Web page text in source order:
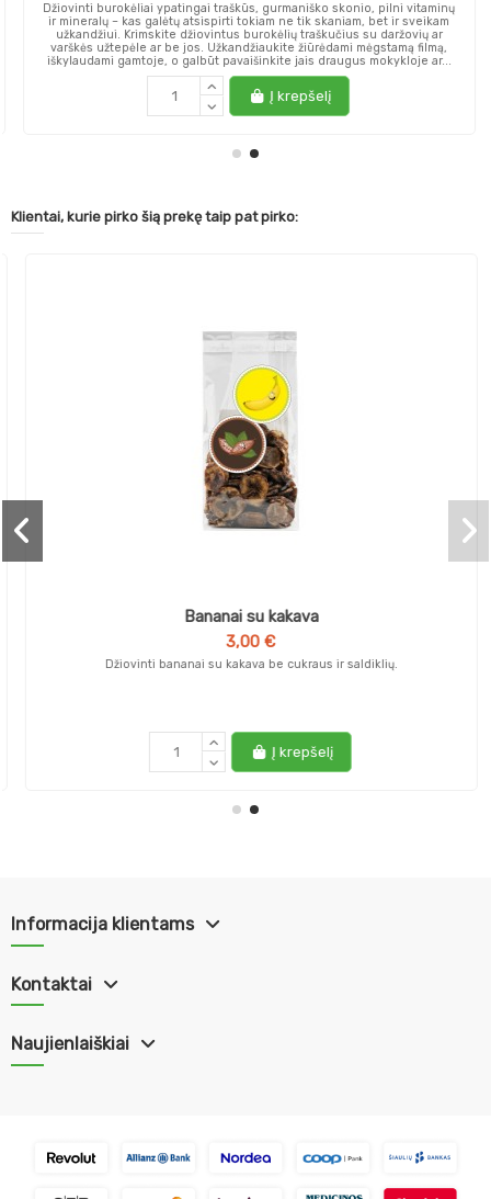
Džiovinti burokėliai ypatingai traškūs, gurmaniško skonio, pilni vitaminų
ir mineralų – kas galėtų atsispirti tokiam ne tik skaniam, bet ir sveikam
užkandžiui. Krimskite džiovintus burokėlių traškučius su daržovių ar
varškės užtepėle ar be jos. Užkandžiaukite žiūrėdami mėgstamą filmą,
iškylaudami gamtoje, o galbūt pavaišinkite jais draugus mokykloje ar...
Į krepšelį
Klientai, kurie pirko šią prekę taip pat pirko:
Bananai su kakava
3,00 €
Džiovinti bananai su kakava be cukraus ir saldiklių.
Į krepšelį
Informacija klientams
Kontaktai
Naujienlaiškiai